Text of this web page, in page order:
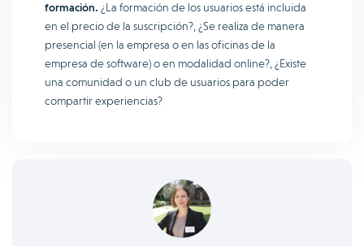
formación. ¿La formación de los usuarios está incluida
en el precio de la suscripción?, ¿Se realiza de manera
presencial (en la empresa o en las oficinas de la
empresa de software) o en modalidad online?, ¿Existe
una comunidad o un club de usuarios para poder
compartir experiencias?